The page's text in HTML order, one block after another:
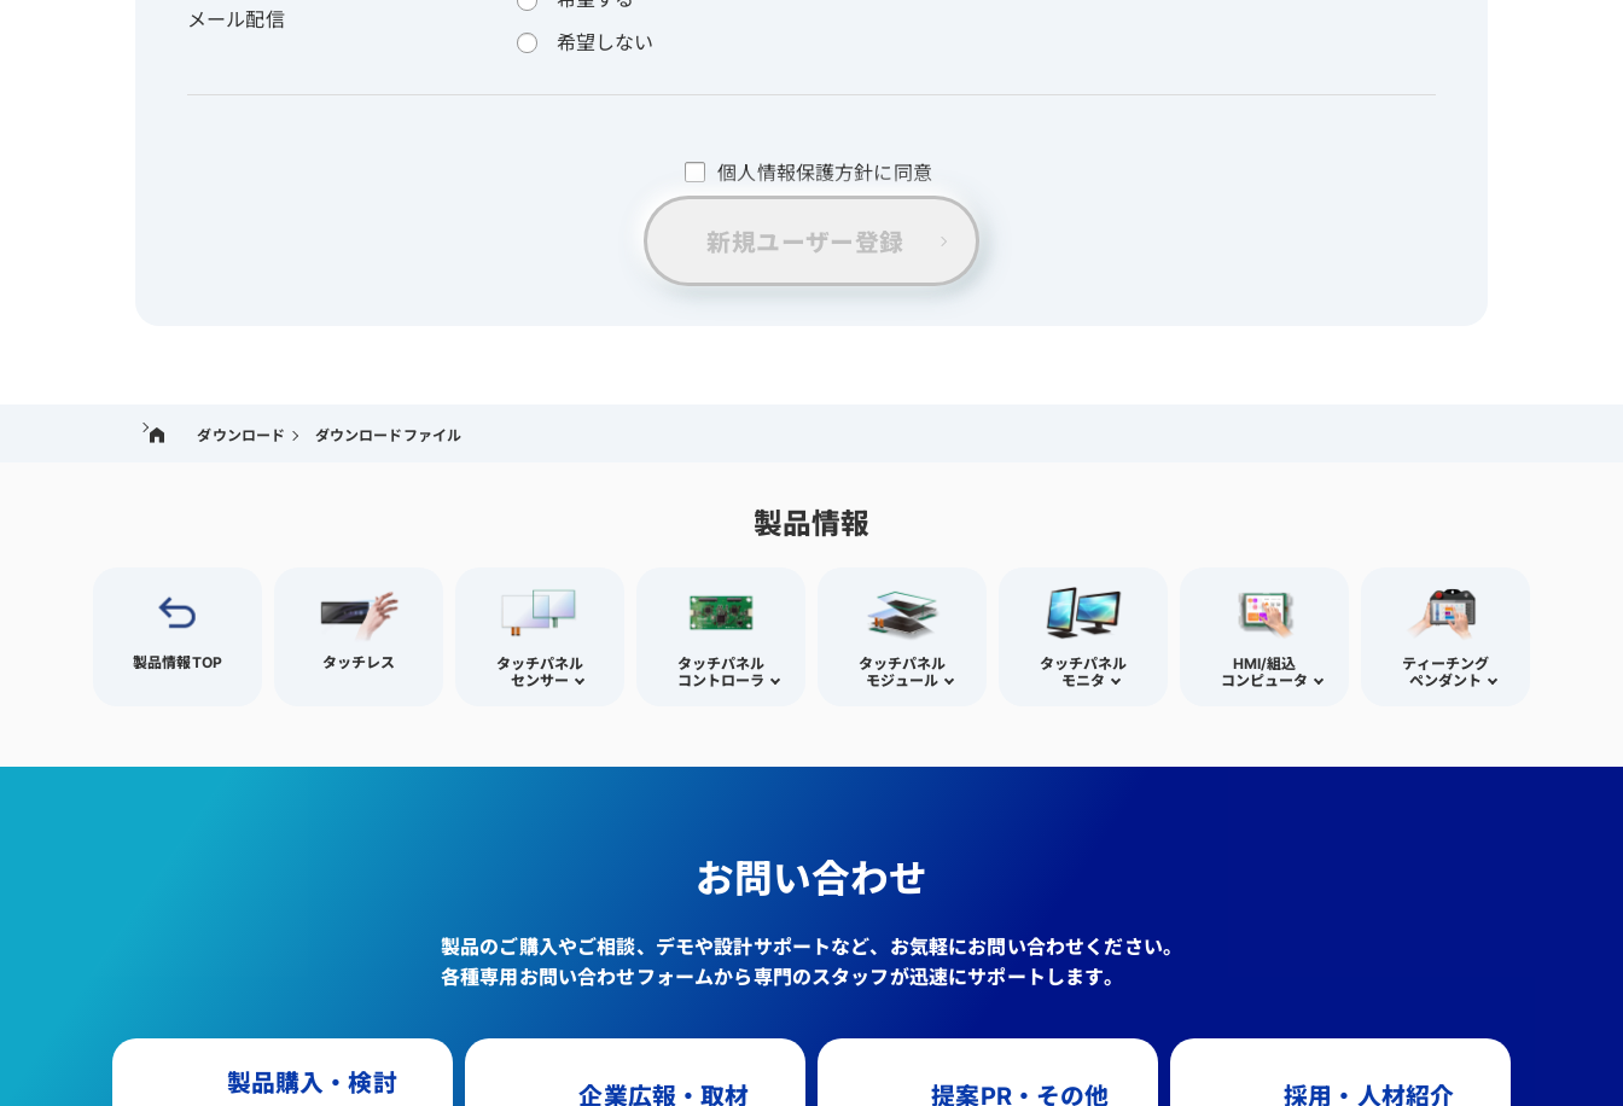
メール配信
希望しない
個人情報保護方針に同意
新規ユーザー登録
ダウンロード ダウンロードファイル
製品情報
製品情報TOP タッチレス
タッチパネル
センサー
タッチパネル
コントローラ
タッチパネル
モジュール
タッチパネル
モニタ
HMI/組込
コンピュータ
ティーチング
ペンダント
お問い合わせ
製品のご購入やご相談、デモや設計サポートなど、お気軽にお問い合わせください。
各種専用お問い合わせフォームから専門のスタッフが迅速にサポートします。
製品購入・検討 企業広報・取材 提案PR・その他 採用・人材紹介